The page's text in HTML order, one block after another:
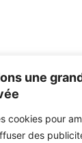
une
cookies pour
des